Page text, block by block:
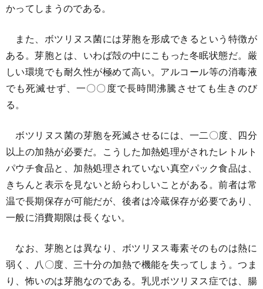
かってしまうのである。
また、ボツリヌス菌には芽胞を形成できるという特徴が
ある。芽胞とは、いわば殻の中にこもった冬眠状態だ。厳
しい環境でも耐久性が極めて高い。アルコール等の消毒液
でも死滅せず、一〇〇度で長時間沸騰させても生きのび
る。
ボツリヌス菌の芽胞を死滅させるには、一二〇度、四分
以上の加熱が必要だ。こうした加熱処理がされたレトルト
パウチ食品と、加熱処理されていない真空パック食品は、
きちんと表示を見ないと紛らわしいことがある。前者は常
温で長期保存が可能だが、後者は冷蔵保存が必要であり、
一般に消費期限は長くない。
なお、芽胞とは異なり、ボツリヌス毒素そのものは熱に
弱く、八〇度、三十分の加熱で機能を失ってしまう。つま
り、怖いのは芽胞なのである。乳児ボツリヌス症では、腸